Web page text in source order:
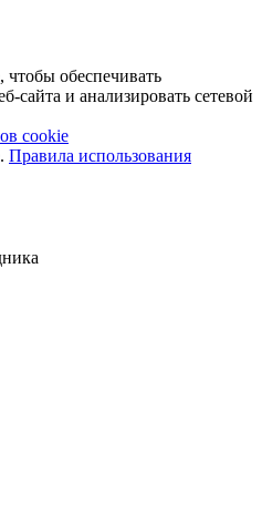
обеспечивать
сайта и анализировать сетевой
cookie
Правила использования